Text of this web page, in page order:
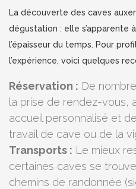
La découverte des caves
dégustation : elle s’apparente
l’épaisseur du temps. Pour
l’expérience, voici quelques
Réservation : De
la prise de rendez-vous,
accueil personnalisé et
travail de cave ou de la
Transports : Le mieux
certaines caves se
chemins de randonnée